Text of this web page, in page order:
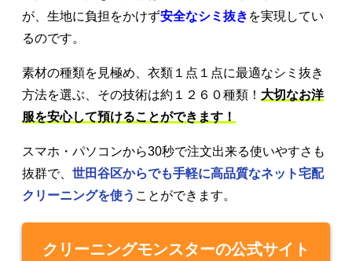
が、生地に負担をかけず安全なシミ抜き を実現してい
るのです。
素材の種類を見極め、衣類１点１点に最適なシミ抜き
方法を選ぶ、その技術は約１２６０種類！ 大切なお洋
服を安心して預けることができます！
スマホ・パソコンから30秒で注文出来る使いやすさも
抜群で、 世田谷区からでも手軽に高品質なネット宅配
クリーニングを使う ことができます。
クリーニングモンスターの公式サイト